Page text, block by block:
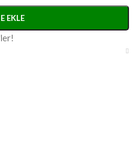
EKLE